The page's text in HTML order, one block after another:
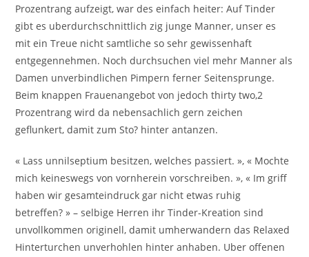
Prozentrang aufzeigt, war des einfach heiter: Auf Tinder
gibt es uberdurchschnittlich zig junge Manner, unser es
mit ein Treue nicht samtliche so sehr gewissenhaft
entgegennehmen. Noch durchsuchen viel mehr Manner als
Damen unverbindlichen Pimpern ferner Seitensprunge.
Beim knappen Frauenangebot von jedoch thirty two,2
Prozentrang wird da nebensachlich gern zeichen
geflunkert, damit zum Sto? hinter antanzen.
« Lass unnilseptium besitzen, welches passiert. », « Mochte
mich keineswegs von vornherein vorschreiben. », « Im griff
haben wir gesamteindruck gar nicht etwas ruhig
betreffen? » – selbige Herren ihr Tinder-Kreation sind
unvollkommen originell, damit umherwandern das Relaxed
Hinterturchen unverhohlen hinter anhaben. Uber offenen